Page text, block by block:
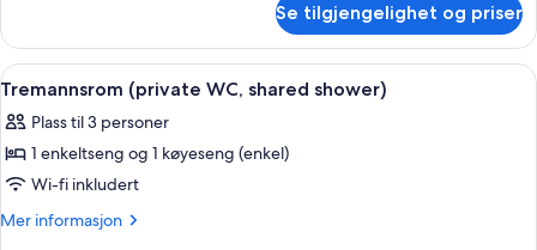
shower)
(private
WC,
shared
Se tilgjengelighet og priser
Åpne
alle
bildene
av
Tremannsrom
(private
Tremannsrom (private WC, shared
6
Tremannsrom (private WC, shared shower)
Plass til 3 personer
1 enkeltseng og 1 køyeseng (enkel)
Wi-fi inkludert
Mer informasjon
Mer